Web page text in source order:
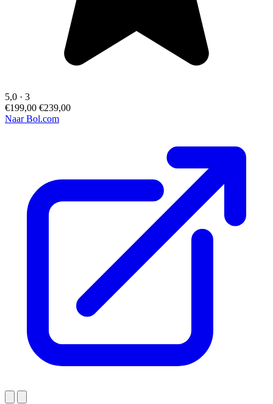
5,0 · 3
€199,00 €239,00
Naar Bol.com